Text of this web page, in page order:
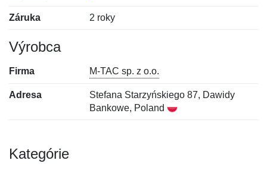
Záruka 2 roky
Výrobca
Firma M-TAC sp. z o.o.
Adresa
Stefana Starzyńskiego 87, Dawidy
Bankowe, Poland
Kategórie